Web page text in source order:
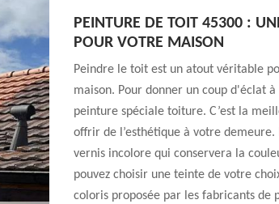
PEINTURE DE TOIT 45300 :
POUR VOTRE MAISON
Peindre le toit est un atout véritable
maison. Pour donner un coup d'éclat
peinture spéciale toiture. C’est la
offrir de l’esthétique à votre demeure.
vernis incolore qui conservera la
pouvez choisir une teinte de votre
coloris proposée par les fabricants de